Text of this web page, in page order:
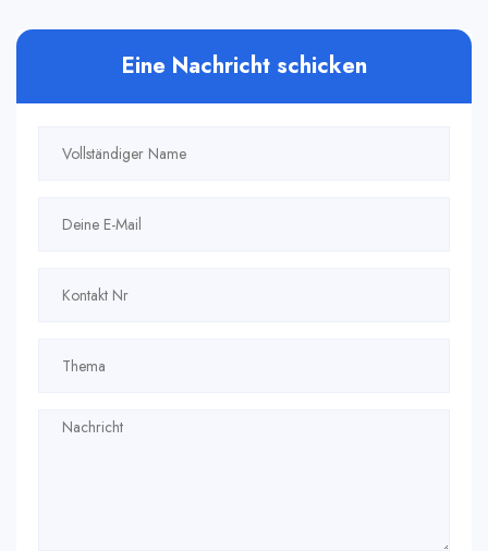
Eine Nachricht schicken